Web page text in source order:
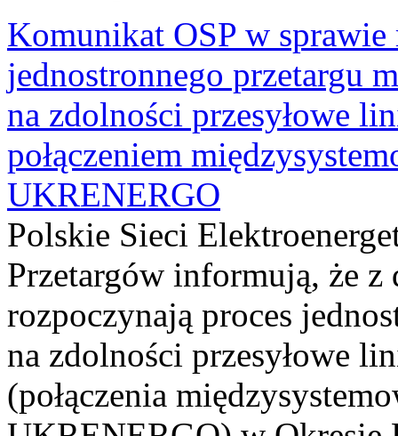
Komunikat OSP w sprawie
jednostronnego przetargu
na zdolności przesyłowe
połączeniem
UKRENERGO
Polskie Sieci
Przetargów informują, że
rozpoczynają proces
na zdolności przesyłowe
(połączenia